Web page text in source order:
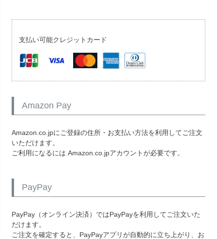
支払い可能クレジットカード
Amazon Pay
Amazon.co.jpにご登録の住所・お支払い方法を利用してご注文
いただけます。
ご利用になるには Amazon.co.jpアカウントが必要です。
PayPay
PayPay（オンライン決済）ではPayPayを利用してご注文いた
だけます。
ご注文を確定すると、PayPayアプリが自動的に立ち上がり、お